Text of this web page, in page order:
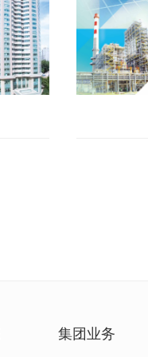
集团业务